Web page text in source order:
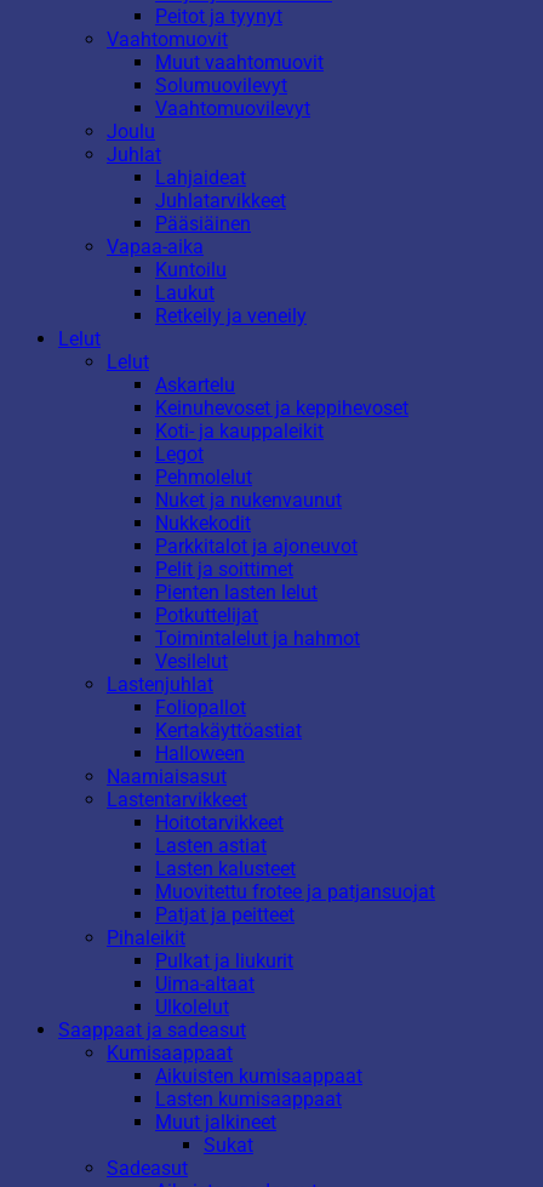
Peitot ja tyynyt
Vaahtomuovit
Muut vaahtomuovit
Solumuovilevyt
Vaahtomuovilevyt
Joulu
Juhlat
Lahjaideat
Juhlatarvikkeet
Pääsiäinen
Vapaa-aika
Kuntoilu
Laukut
Retkeily ja veneily
Lelut
Lelut
Askartelu
Keinuhevoset ja keppihevoset
Koti- ja kauppaleikit
Legot
Pehmolelut
Nuket ja nukenvaunut
Nukkekodit
Parkkitalot ja ajoneuvot
Pelit ja soittimet
Pienten lasten lelut
Potkuttelijat
Toimintalelut ja hahmot
Vesilelut
Lastenjuhlat
Foliopallot
Kertakäyttöastiat
Halloween
Naamiaisasut
Lastentarvikkeet
Hoitotarvikkeet
Lasten astiat
Lasten kalusteet
Muovitettu frotee ja patjansuojat
Patjat ja peitteet
Pihaleikit
Pulkat ja liukurit
Uima-altaat
Ulkolelut
Saappaat ja sadeasut
Kumisaappaat
Aikuisten kumisaappaat
Lasten kumisaappaat
Muut jalkineet
Sukat
Sadeasut